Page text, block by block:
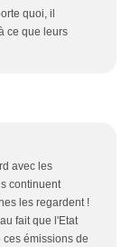
quoi, il
ce que leurs
avec les
continuent
les regardent !
fait que l'Etat
émissions de